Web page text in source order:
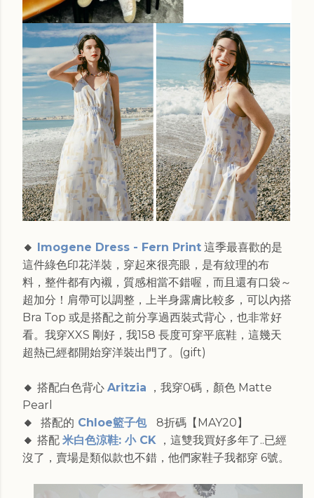
🔸 Imogene Dress - Fern Print 這季最喜歡的是
這件綠色印花洋裝，穿起來很亮眼，是有紋理的布
料，整件都有內襯，質感相當不錯喔，而且還有口袋～
超加分！肩帶可以調整，上半身露膚比較多，可以內搭
Bra Top 或是搭配之前分享過西裝式背心，也非常好
看。我穿XXS 剛好，我158 長度可穿平底鞋，這幾天
超熱已經都開始穿洋裝出門了。(gift)
🔸 搭配白色背心 Aritzia ，我穿0碼，顏色 Matte
Pearl
🔸 搭配的 Chloe籃子包
8折碼【MAY20】
🔸 搭配 米白色涼鞋: 小 CK ，這雙我買好多年了..已經
沒了，賣場是類似款也不錯，他們家鞋子我都穿 6號。